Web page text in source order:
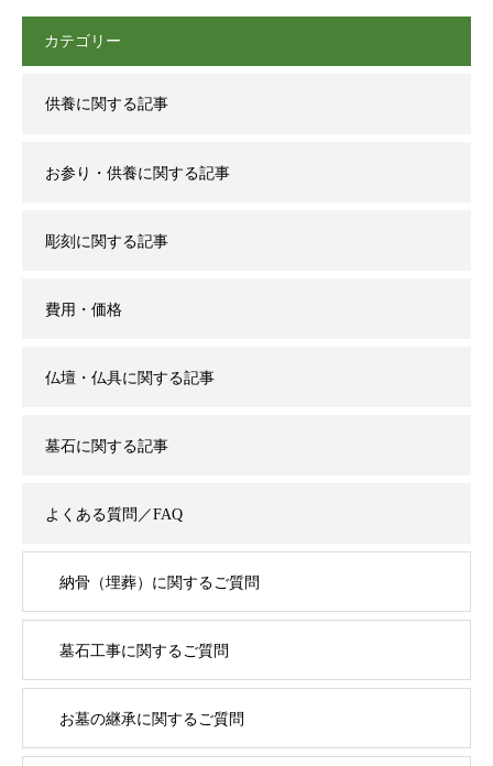
カテゴリー
供養に関する記事
お参り・供養に関する記事
彫刻に関する記事
費用・価格
仏壇・仏具に関する記事
墓石に関する記事
よくある質問／FAQ
納骨（埋葬）に関するご質問
墓石工事に関するご質問
お墓の継承に関するご質問